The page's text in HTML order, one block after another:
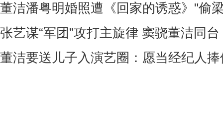
董洁潘粤明婚照遭《回家的诱惑》"偷
张艺谋“军团”攻打主旋律 窦骁董洁同台
董洁要送儿子入演艺圈：愿当经纪人